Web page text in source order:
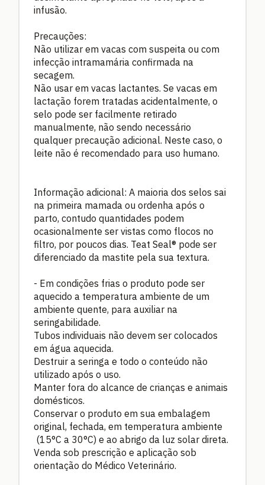
infusão.
Precauções:
Não utilizar em vacas com suspeita ou com
infecção intramamária confirmada na
secagem.
Não usar em vacas lactantes. Se vacas em
lactação forem tratadas acidentalmente, o
selo pode ser facilmente retirado
manualmente, não sendo necessário
qualquer precaução adicional. Neste caso, o
leite não é recomendado para uso humano.
Informação adicional: A maioria dos selos sai
na primeira mamada ou ordenha após o
parto, contudo quantidades podem
ocasionalmente ser vistas como flocos no
filtro, por poucos dias. Teat Seal® pode ser
diferenciado da mastite pela sua textura.
- Em condições frias o produto pode ser
aquecido a temperatura ambiente de um
ambiente quente, para auxiliar na
seringabilidade.
Tubos individuais não devem ser colocados
em água aquecida.
Destruir a seringa e todo o conteúdo não
utilizado após o uso.
Manter fora do alcance de crianças e animais
domésticos.
Conservar o produto em sua embalagem
original, fechada, em temperatura ambiente
(15°C a 30°C) e ao abrigo da luz solar direta.
Venda sob prescrição e aplicação sob
orientação do Médico Veterinário.